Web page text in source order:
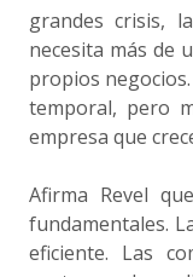
grandes crisis,
necesita más de
propios
temporal, pero
empresa que
Afirma Revel
fundamentales.
eficiente. Las